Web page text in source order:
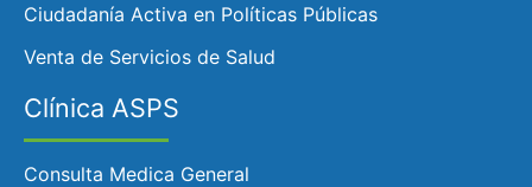
Ciudadanía Activa en Políticas Públicas
Venta de Servicios de Salud
Clínica ASPS
Consulta Medica General